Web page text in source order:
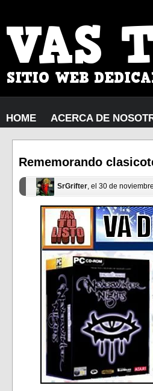
HOME ACERCA DE
Rememorando
SrGrifter, el 30 de